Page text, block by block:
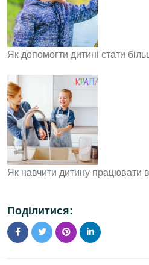
Як допомогти дитині стати
Як навчити дитину працювати
Поділитися: